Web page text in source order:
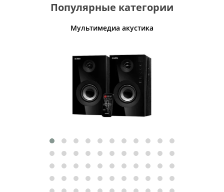
Популярные категории
Мультимедиа акустика